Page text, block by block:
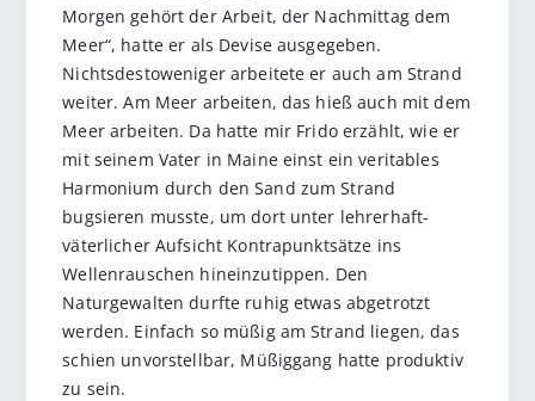
Morgen gehört der Arbeit, der Nachmittag dem
Meer“, hatte er als Devise ausgegeben.
Nichtsdestoweniger arbeitete er auch am Strand
weiter. Am Meer arbeiten, das hieß auch mit dem
Meer arbeiten. Da hatte mir Frido erzählt, wie er
mit seinem Vater in Maine einst ein veritables
Harmonium durch den Sand zum Strand
bugsieren musste, um dort unter lehrerhaft-
väterlicher Aufsicht Kontrapunktsätze ins
Wellenrauschen hineinzutippen. Den
Naturgewalten durfte ruhig etwas abgetrotzt
werden. Einfach so müßig am Strand liegen, das
schien unvorstellbar, Müßiggang hatte produktiv
zu sein.